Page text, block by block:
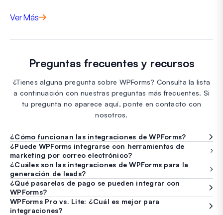
Ver Más
Preguntas frecuentes y recursos
¿Tienes alguna pregunta sobre WPForms? Consulta la lista
a continuación con nuestras preguntas más frecuentes. Si
tu pregunta no aparece aquí, ponte en contacto con
nosotros.
¿Cómo funcionan las integraciones de WPForms?
¿Puede WPForms integrarse con herramientas de
marketing por correo electrónico?
¿Cuáles son las integraciones de WPForms para la
generación de leads?
¿Qué pasarelas de pago se pueden integrar con
WPForms?
WPForms Pro vs. Lite: ¿Cuál es mejor para
integraciones?